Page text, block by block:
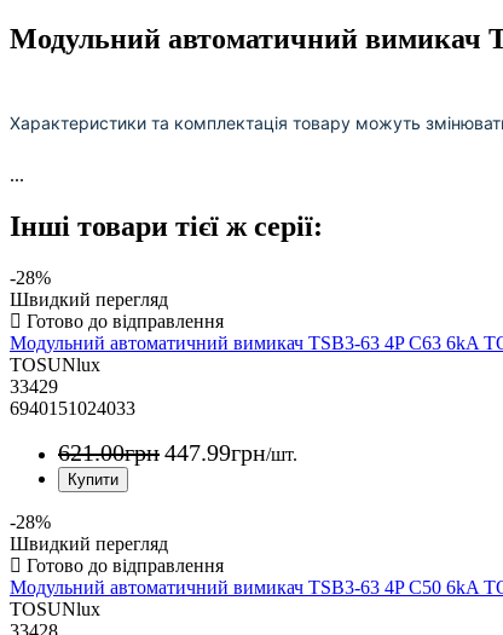
Модульний автоматичний вимикач
Характеристики та комплектація товару можуть
...
Інші товари тієї ж серії:
-28%
Швидкий перегляд
Модульний автоматичний вимикач TSB3-63 4P C63 6kA
TOSUNlux
33429
6940151024033
621.00грн447.99грн/шт.
-28%
Швидкий перегляд
Модульний автоматичний вимикач TSB3-63 4P C50 6kA
TOSUNlux
33428